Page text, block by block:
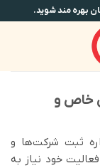
خاص و
ثبت شرکت‌ها و
خود نیاز به